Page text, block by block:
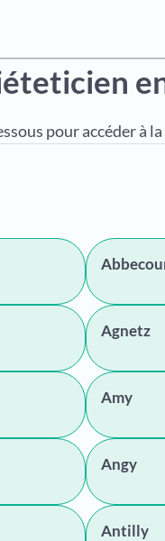
pour accéder à
Agnetz
Amy
Angy
Antilly